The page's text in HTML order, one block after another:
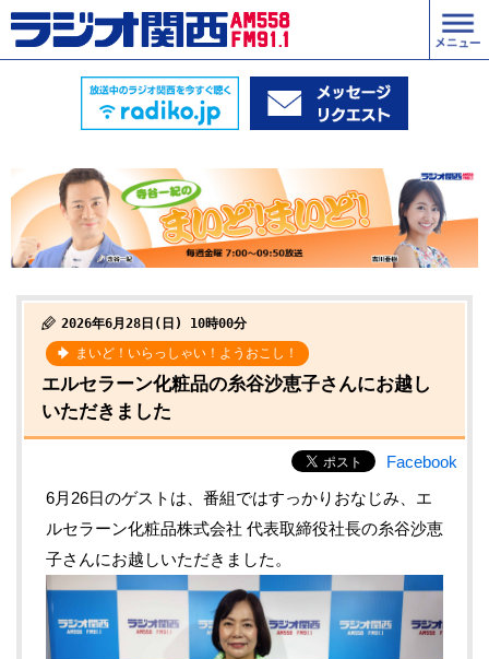
2026年6月28日(日) 10時00分
まいど！いらっしゃい！ようおこし！
エルセラーン化粧品の糸谷沙恵子さんにお越し
いただきました
Facebook
6月26日のゲストは、番組ではすっかりおなじみ、エ
ルセラーン化粧品株式会社 代表取締役社長の糸谷沙恵
子さんにお越しいただきました。